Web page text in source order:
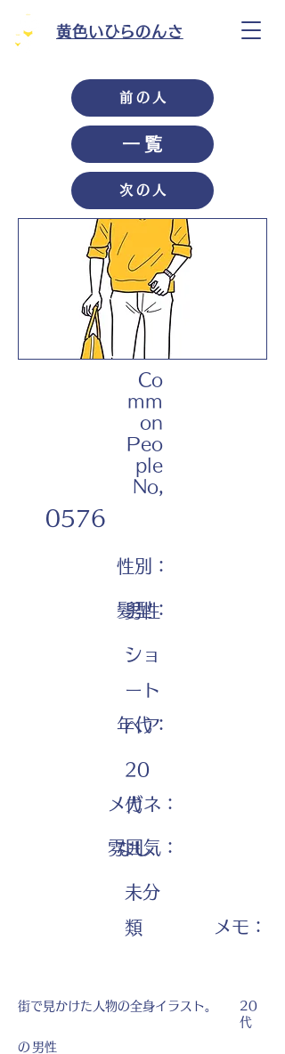
黄色いひらのんさ
前の人
一覧
次の人
Co
mm
on
Peo
ple
No,
0576
性別：
男性
髪型：
ショ
ート
ヘア
年代：
20
代
メガネ：
なし
雰囲気：
未分
類
​メモ：
街で見かけた人物の全身イラスト。
20
代
の 男性